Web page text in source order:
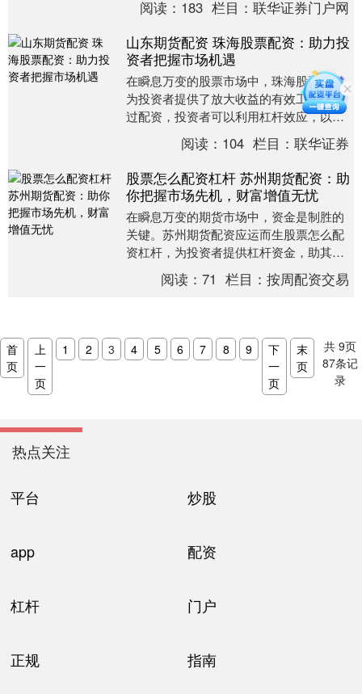
机会。 * **放....
阅读： 183 栏目：联华证券门户网
山东期货配资 珠海股票配资：助力投
资者把握市场机遇
在瞬息万变的股票市场中，珠海股票配资
为投资者提供了放大收益的有效工具。通
过配资，投资者可以利用杠杆效应，以较
小的本金撬动更大的资金，从而提升投资
收益。 股票配资....
阅读： 104 栏目：联华证券
股票怎么配资杠杆 苏州期货配资：助
你把握市场先机，财富增值无忧
在瞬息万变的期货市场中，资金是制胜的
关键。苏州期货配资应运而生股票怎么配
资杠杆，为投资者提供杠杆资金，助其把
握市场先机，实现财富增值。 选择持有正
规金融牌照的配....
阅读：71 栏目：按周配资交易
首
页
上
一
页
1 2 3 4 5 6 7 8 9
下
一
页
末
页
共 9页
87条记
录
热点关注
平台 炒股
app 配资
杠杆 门户
正规 指南